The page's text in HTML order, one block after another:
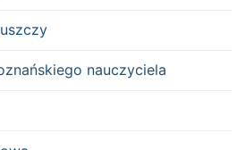
nauczyciela